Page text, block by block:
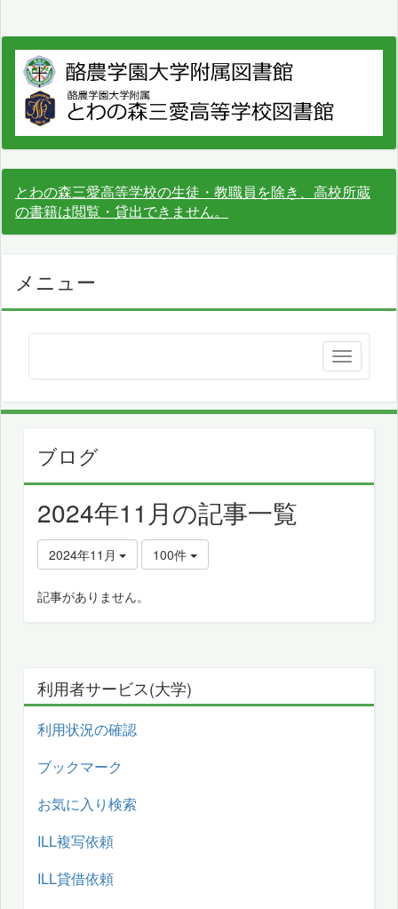
とわの森三愛高等学校の生徒・教職員を除き、高校所蔵
の書籍は閲覧・貸出できません。
メニュー
ブログ
2024年11月の記事一覧
2024年11月 100件
記事がありません。
利用者サービス(大学)
利用状況の確認
ブックマーク
お気に入り検索
ILL複写依頼
ILL貸借依頼